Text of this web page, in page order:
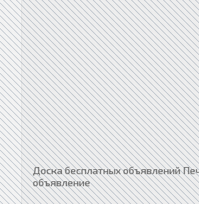
Доска бесплатных объявлений
объявление